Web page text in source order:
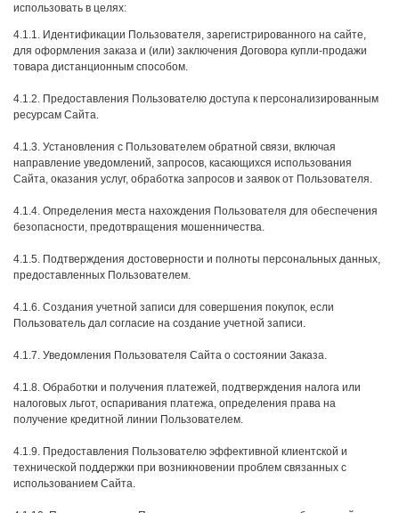
использовать в целях:
4.1.1. Идентификации Пользователя, зарегистрированного на сайте,
для оформления заказа и (или) заключения Договора купли-продажи
товара дистанционным способом.
4.1.2. Предоставления Пользователю доступа к персонализированным
ресурсам Сайта.
4.1.3. Установления с Пользователем обратной связи, включая
направление уведомлений, запросов, касающихся использования
Сайта, оказания услуг, обработка запросов и заявок от Пользователя.
4.1.4. Определения места нахождения Пользователя для обеспечения
безопасности, предотвращения мошенничества.
4.1.5. Подтверждения достоверности и полноты персональных данных,
предоставленных Пользователем.
4.1.6. Создания учетной записи для совершения покупок, если
Пользователь дал согласие на создание учетной записи.
4.1.7. Уведомления Пользователя Сайта о состоянии Заказа.
4.1.8. Обработки и получения платежей, подтверждения налога или
налоговых льгот, оспаривания платежа, определения права на
получение кредитной линии Пользователем.
4.1.9. Предоставления Пользователю эффективной клиентской и
технической поддержки при возникновении проблем связанных с
использованием Сайта.